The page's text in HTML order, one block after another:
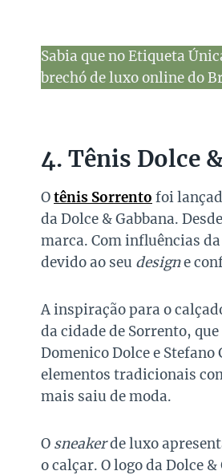
Sabia que no Etiqueta
brechó de luxo online do
4. Tênis Dolce
Otênis Sorrento foi
da Dolce & Gabbana.
marca. Com influências
devido ao seu designe
A inspiração para o
da cidade de Sorrento,
Domenico Dolce e
elementos tradicionais
mais saiu de moda.
O sneakerde luxo
o calçar. O logo da Dolce